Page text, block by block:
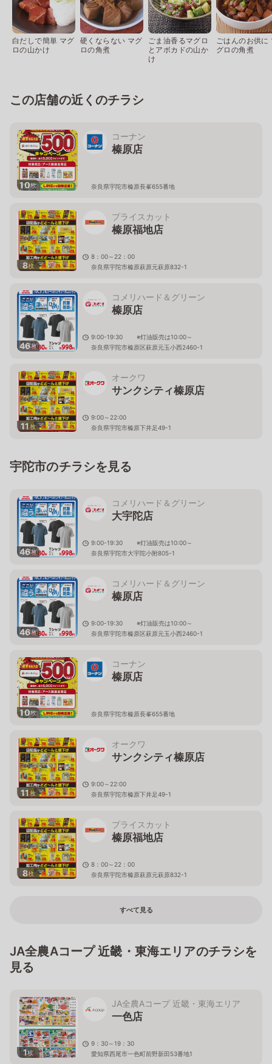
白だしで簡単 マグ
ロの山かけ
硬くならない マグ
ロの角煮
ごま油香るマグロ
とアボカドの山か
け
ごはんのお供に
グロの角煮
この店舗の近くのチラシ
10枚
コーナン
榛原店
奈良県宇陀市榛原長峯655番地
8枚
プライスカット
榛原福地店
8：00～22：00
奈良県宇陀市榛原萩原元萩原832-1
46枚
コメリハード＆グリーン
榛原店
9:00-19:30 ※灯油販売は10:00～
奈良県宇陀市榛原区萩原元玉小西2460-1
11枚
オークワ
サンクシティ榛原店
9:00～22:00
奈良県宇陀市榛原下井足49-1
宇陀市のチラシを見る
46枚
コメリハード＆グリーン
大宇陀店
9:00-19:30 ※灯油販売は10:00～
奈良県宇陀市大宇陀小附805-1
46枚
コメリハード＆グリーン
榛原店
9:00-19:30 ※灯油販売は10:00～
奈良県宇陀市榛原区萩原元玉小西2460-1
10枚
コーナン
榛原店
奈良県宇陀市榛原長峯655番地
11枚
オークワ
サンクシティ榛原店
9:00～22:00
奈良県宇陀市榛原下井足49-1
8枚
プライスカット
榛原福地店
8：00～22：00
奈良県宇陀市榛原萩原元萩原832-1
すべて見る
JA全農Aコープ 近畿・東海エリアのチラシを
見る
1枚
JA全農Aコープ 近畿・東海エリア
一色店
9：30～19：30
愛知県西尾市一色町前野新田53番地1